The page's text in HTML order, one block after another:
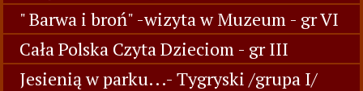
" Barwa i broń" -wizyta w Muzeum - gr VI
Cała Polska Czyta Dzieciom - gr III
Jesienią w parku...- Tygryski /grupa I/